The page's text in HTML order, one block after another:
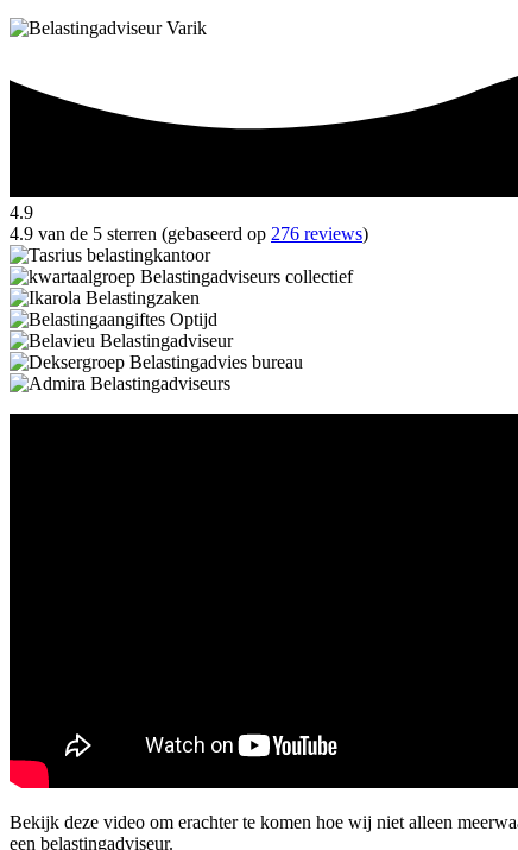
4.9
4.9 van de 5 sterren (gebaseerd op 276 reviews)
Bekijk deze video om erachter te komen hoe wij niet alleen
een belastingadviseur.